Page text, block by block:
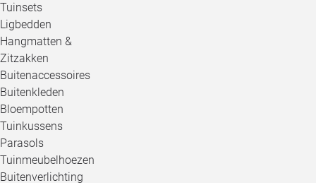
Tuinsets
Ligbedden
Hangmatten &
Zitzakken
Buitenaccessoires
Buitenkleden
Bloempotten
Tuinkussens
Parasols
Tuinmeubelhoezen
Buitenverlichting